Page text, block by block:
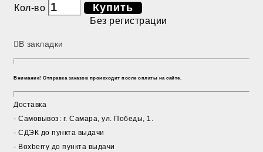
Кол-во Купить
Без регистрации
В закладки
Внимание! Отправка заказов происходит после оплаты на сайте.
Доставка
- Cамовывоз: г. Самара, ул. Победы, 1.
- СДЭК до пункта выдачи
- Boxberry до пункта выдачи